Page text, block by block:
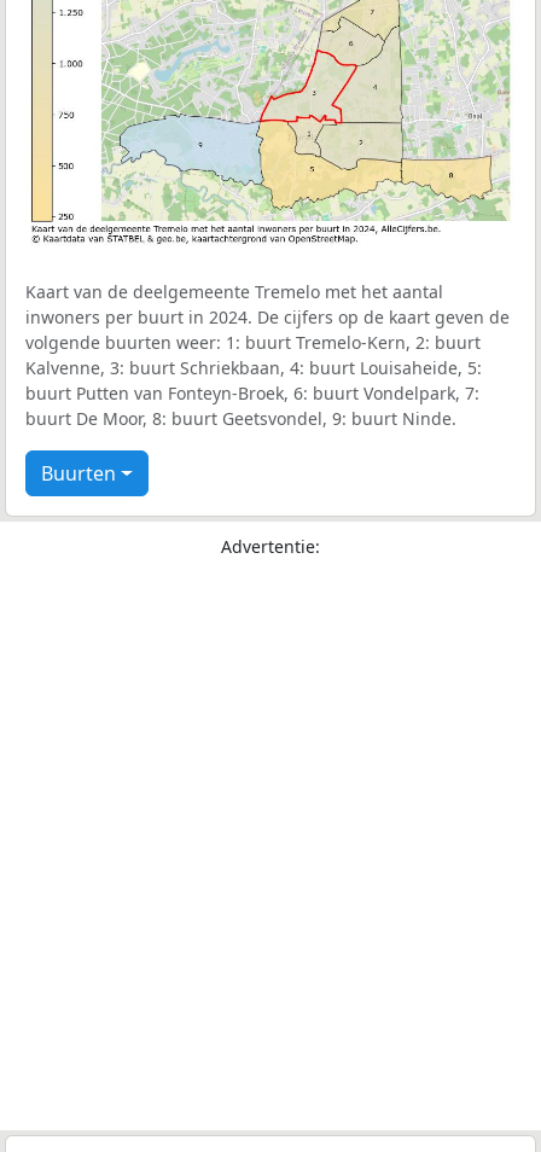
Kaart van de deelgemeente Tremelo met het aantal
inwoners per buurt in 2024. De cijfers op de kaart geven de
volgende buurten weer: 1: buurt Tremelo-Kern, 2: buurt
Kalvenne, 3: buurt Schriekbaan, 4: buurt Louisaheide, 5:
buurt Putten van Fonteyn-Broek, 6: buurt Vondelpark, 7:
buurt De Moor, 8: buurt Geetsvondel, 9: buurt Ninde.
Buurten
Advertentie: